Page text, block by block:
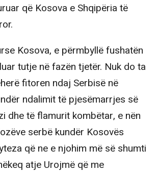
që Kosova e Shqipëria të
Kosova, e përmbyllë fushatën
tutje në fazën tjetër. Nuk do ta
fitoren ndaj Serbisë në
ndalimit të pjesëmarrjes së
dhe të flamurit kombëtar, e nën
serbë kundër Kosovës
që ne e njohim më së shumti
atje Urojmë që me